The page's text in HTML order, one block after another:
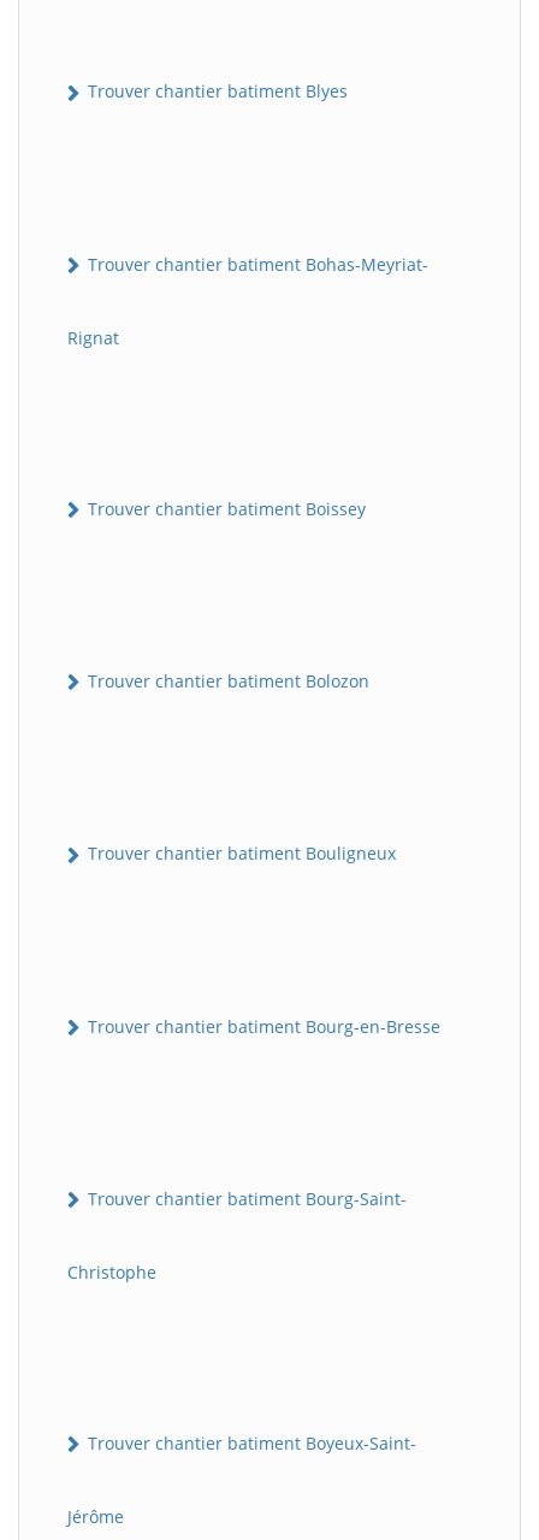
Trouver chantier batiment Blyes
Trouver chantier batiment Bohas-Meyriat-
Rignat
Trouver chantier batiment Boissey
Trouver chantier batiment Bolozon
Trouver chantier batiment Bouligneux
Trouver chantier batiment Bourg-en-Bresse
Trouver chantier batiment Bourg-Saint-
Christophe
Trouver chantier batiment Boyeux-Saint-
Jérôme